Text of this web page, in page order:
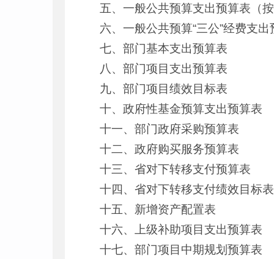
五、一般公共预算支出预算表（
六、一般公共预算“三公”经费支出
七、部门基本支出预算表
八、部门项目支出预算表
九、部门项目绩效目标表
十、政府性基金预算支出预算表
十一、部门政府采购预算表
十二、政府购买服务预算表
十三、省对下转移支付预算表
十四、省对下转移支付绩效目标表
十五、新增资产配置表
十六、上级补助项目支出预算表
十七、部门项目中期规划预算表